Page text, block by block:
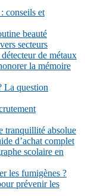
conseils et
beauté
secteurs
de métaux
la mémoire
La question
tranquillité absolue
d’achat complet
scolaire en
les fumigènes ?
prévenir les